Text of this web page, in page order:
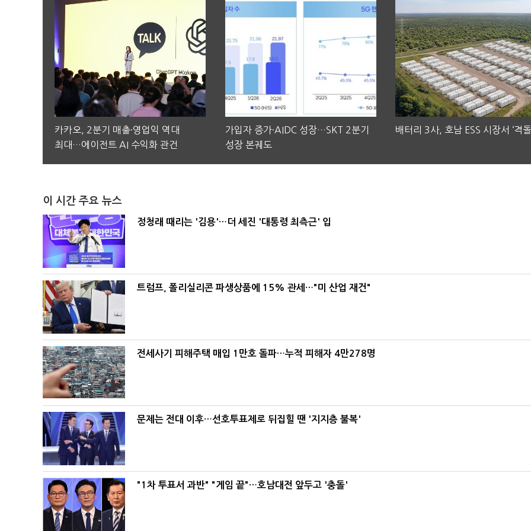
카카오, 2분기 매출·영업익 역대
최대…에이전트 AI 수익화 관건
가입자 증가·AIDC 성장…SKT 2분기
성장 본궤도
배터리 3사, 호남 ESS 시장서 ‘격돌
이 시간 주요 뉴스
정청래 때리는 '김용'…더 세진 '대통령 최측근' 입
트럼프, 폴리실리콘 파생상품에 15% 관세…"미 산업 재건"
전세사기 피해주택 매입 1만호 돌파…누적 피해자 4만278명
문제는 전대 이후…선호투표제로 뒤집힐 땐 '지지층 불복'
"1차 투표서 과반" "게임 끝"…호남대전 앞두고 '충돌'